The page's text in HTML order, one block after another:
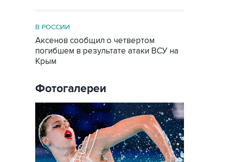
В РОССИИ
Аксенов сообщил о четвертом
погибшем в результате атаки ВСУ на
Крым
Фотогалереи